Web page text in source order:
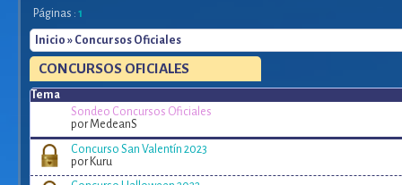
Páginas : 1
Inicio » Concursos Oficiales
CONCURSOS OFICIALES
Tema
Sondeo Concursos Oficiales
por MedeanS
Concurso San Valentín 2023
por Kuru